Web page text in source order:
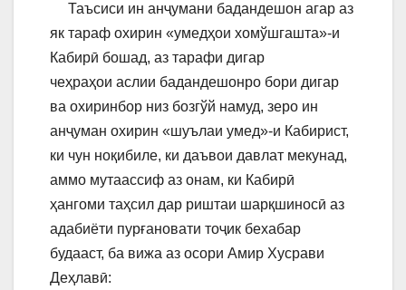
Таъсиси ин анҷумани бадандешон агар аз
як тараф охирин «умедҳои хомўшгашта»-и
Кабирӣ бошад, аз тарафи дигар
чеҳраҳои аслии бадандешонро бори дигар
ва охиринбор низ бозгўй намуд, зеро ин
анҷуман охирин «шуълаи умед»-и Кабирист,
ки чун ноқибиле, ки даъвои давлат мекунад,
аммо мутаассиф аз онам, ки Кабирӣ
ҳангоми таҳсил дар риштаи шарқшиносӣ аз
адабиёти пурғановати тоҷик бехабар
будааст, ба вижа аз осори Амир Хусрави
Деҳлавӣ: